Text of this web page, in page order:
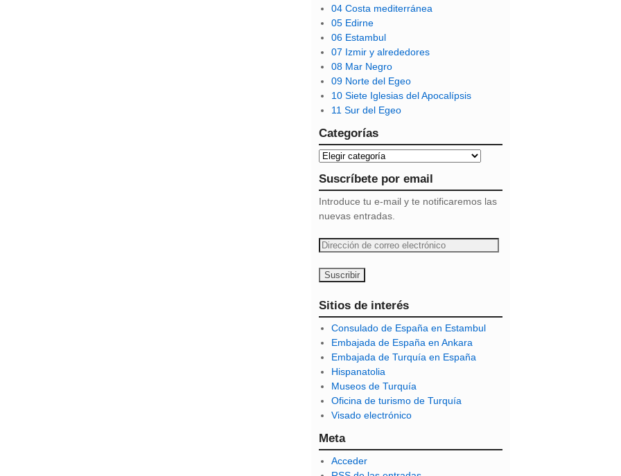
04 Costa mediterránea
05 Edirne
06 Estambul
07 Izmir y alrededores
08 Mar Negro
09 Norte del Egeo
10 Siete Iglesias del Apocalípsis
11 Sur del Egeo
Categorías
Suscríbete por email
Introduce tu e-mail y te notificaremos las
nuevas entradas.
D
c
c
i
ó
n
d
e
c
o
r
r
e
Sitios de interés
Consulado de España en Estambul
Embajada de España en Ankara
Embajada de Turquía en España
Hispanatolia
Museos de Turquía
Oficina de turismo de Turquía
Visado electrónico
Meta
Acceder